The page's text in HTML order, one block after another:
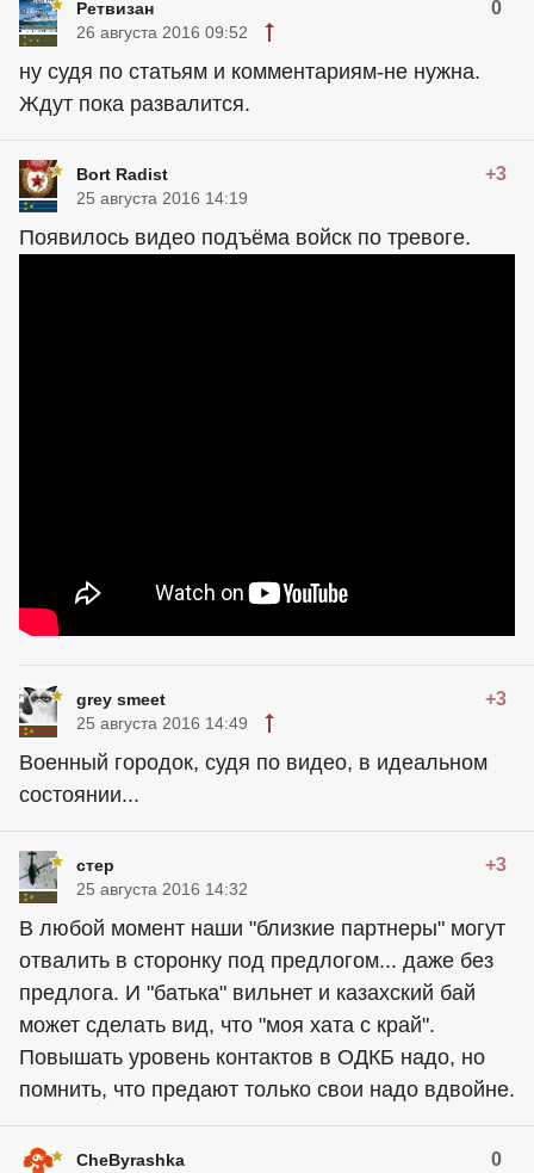
Ретвизан 0
26 августа 2016 09:52
ну судя по статьям и комментариям-не нужна.
Ждут пока развалится.
Bort Radist +3
25 августа 2016 14:19
Появилось видео подъёма войск по тревоге.
grey smeet +3
25 августа 2016 14:49
Военный городок, судя по видео, в идеальном
состоянии...
стер +3
25 августа 2016 14:32
В любой момент наши "близкие партнеры" могут
отвалить в сторонку под предлогом... даже без
предлога. И "батька" вильнет и казахский бай
может сделать вид, что "моя хата с край".
Повышать уровень контактов в ОДКБ надо, но
помнить, что предают только свои надо вдвойне.
CheByrashka 0